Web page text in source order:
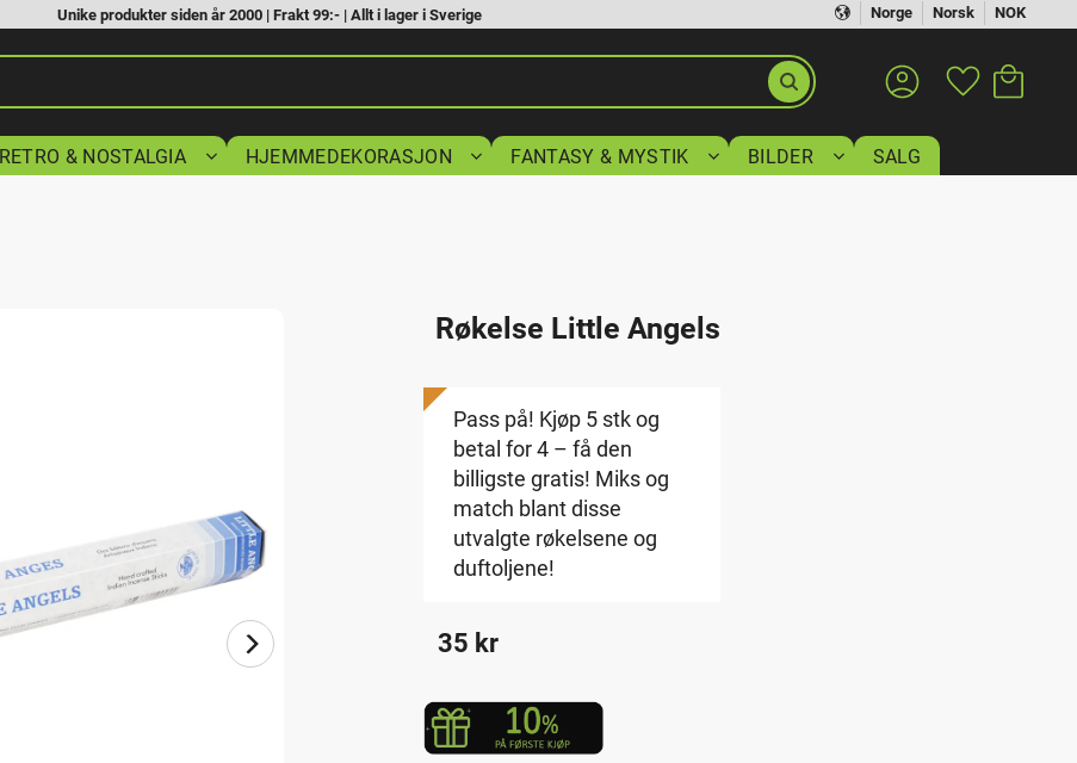
Norge Norsk NOK
Unike produkter siden år 2000 | Frakt 99:- | Allt i lager i Sverige
Favoritter
RETRO & NOSTALGIA HJEMMEDEKORASJON FANTASY & MYSTIK BILDER SALG
Røkelse Little Angels
Pass på! Kjøp 5 stk og
betal for 4 – få den
billigste gratis! Miks og
match blant disse
utvalgte røkelsene og
duftoljene!
35 kr